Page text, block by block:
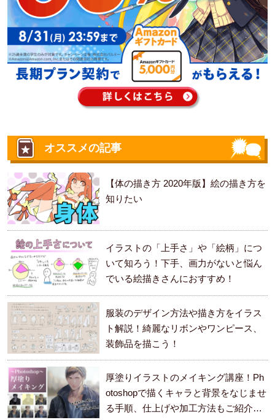
オススメの記事
【体の描き方 2020年版】絵の描き方を
知りたい
イラストの「上手さ」や「絵柄」につ
いて知ろう！下手、画力がないと悩ん
でいる絵描きさんにおすすめ！
服装のデザイン方法や描き方をイラス
ト解説！綺麗なリボンやワンピース、
装飾品を描こう！
厚塗りイラストのメイキング講座！Ph
otoshopで描くキャラと背景をなじませ
る手順、仕上げや加工方法もご紹介し